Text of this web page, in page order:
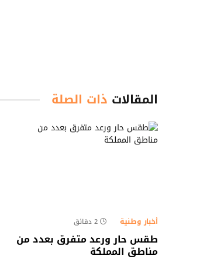
المقالات ذات الصلة
أخبار وطنية 2 دقائق
طقس حار ورعد متفرق بعدد من
مناطق المملكة